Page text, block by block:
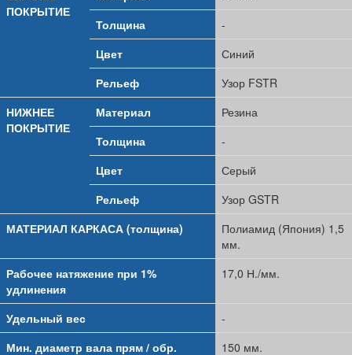
ПОКРЫТИЕ
Толщина
-
Цвет
Синий
Рельеф
Узор FSTR
НИЖНЕЕ
ПОКРЫТИЕ
Материал
Резина
Толщина
-
Цвет
Серый
Рельеф
Узор GSTR
МАТЕРИАЛ КАРКАСА (толщина)
Полиамид (Япония) 1,5
мм.
Рабочее натяжение при 1%
удлинения
17,0 Н./мм.
Удельный вес
-
Мин. диаметр вала прям / обр.
150 мм.